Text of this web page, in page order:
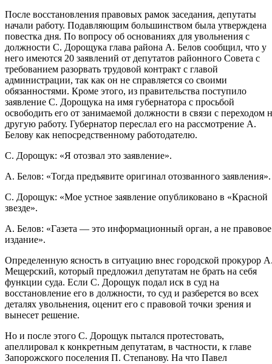
После восстановления правовых рамок заседания, депутаты
начали работу. Подавляющим большинством была утверждена
повестка дня. По вопросу об основаниях для увольнения с
должности С. Дорощука глава района А. Белов сообщил, что у
него имеются 20 заявлений от депутатов районного Совета с
требованием разорвать трудовой контракт с главой
администрации, так как он не справляется со своими
обязанностями. Кроме этого, из правительства поступило
заявление С. Дорощука на имя губернатора с просьбой
освободить его от занимаемой должности в связи с переходом
другую работу. Губернатор переслал его на рассмотрение А.
Белову как непосредственному работодателю.
С. Дорощук: «Я отозвал это заявление».
А. Белов: «Тогда предъявите оригинал отозванного заявления».
С. Дорощук: «Мое устное заявление опубликовано в «Красной
звезде».
А. Белов: «Газета — это информационный орган, а не правовое
издание».
Определенную ясность в ситуацию внес городской прокурор
Мещерский, который предложил депутатам не брать на себя
функции суда. Если С. Дорощук подал иск в суд на
восстановление его в должности, то суд и разберется во всех
деталях увольнения, оценит его с правовой точки зрения и
вынесет решение.
Но и после этого С. Дорощук пытался протестовать,
апеллировал к конкретным депутатам, в частности, к главе
Запорожского поселения П. Степанову. На что Павел